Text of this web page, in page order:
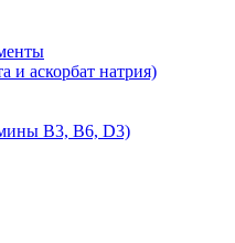
и аскорбат натрия)
B3, B6, D3)